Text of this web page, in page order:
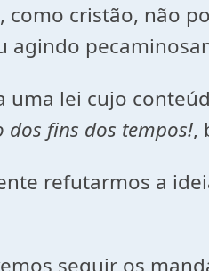
como cristão, não
agindo
lei cujo
dos fins dos tempos!,
refutarmos a
seguir os